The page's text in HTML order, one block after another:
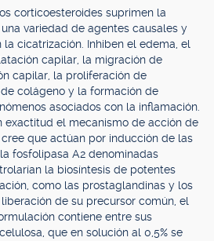
corticoesteroides suprimen la
variedad de agentes causales y
cicatrización. Inhiben el edema, el
capilar, la migración de
capilar, la proliferación de
colágeno y la formación de
asociados con la inflamación.
exactitud el mecanismo de acción de
que actúan por inducción de las
fosfolipasa A2 denominadas
la biosíntesis de potentes
como las prostaglandinas y los
de su precursor común, el
contiene entre sus
que en solución al 0,5% se